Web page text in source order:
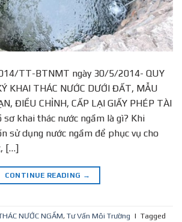
TT-BTNMT ngày 30/5/2014- QUY
KHAI THÁC NƯỚC DƯỚI ĐẤT, MẪU
ĐIỀU CHỈNH, CẤP LẠI GIẤY PHÉP TÀI
sơ khai thác nước ngầm là gì? Khi
sử dụng nước ngầm để phục vụ cho
[…]
CONTINUE READING →
NƯỚC NGẦM, Tư Vấn Môi Trường | Tagged